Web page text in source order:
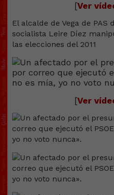
[Ver
El alcalde de Vega de PAS
socialista Leire Díez
las elecciones del 2011
[Ver